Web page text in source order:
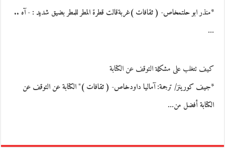
*منذر ابو حلتمخاص- ( ثقافات )غربةقالت قطرة المطر للمطر بضيق شديد : - آه ..
…
كيف تتغلب على مشكلة التوقف عن الكتابة
*جيف كورينز/ ترجمة: آماليا داودخاص- ( ثقافات )" الكتابة عن التوقف عن
الكتابة أفضل من…